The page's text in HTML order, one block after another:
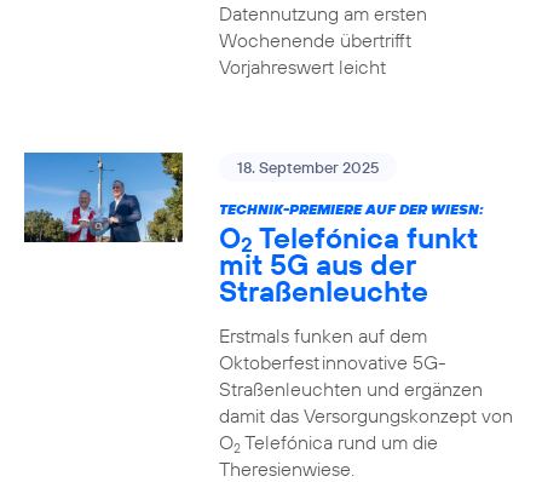
Datennutzung am ersten
Wochenende übertrifft
Vorjahreswert leicht
18. September 2025
TECHNIK-PREMIERE AUF DER WIESN:
O2 Telefónica funkt
mit 5G aus der
Straßenleuchte
Erstmals funken auf dem
Oktoberfest innovative 5G-
Straßenleuchten und ergänzen
damit das Versorgungskonzept von
O2Telefónica rund um die
Theresienwiese.